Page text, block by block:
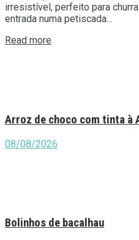
irresistível, perfeito para
entrada numa petiscada...
Read more
Arroz de choco com tinta à
08/08/2026
Bolinhos de bacalhau